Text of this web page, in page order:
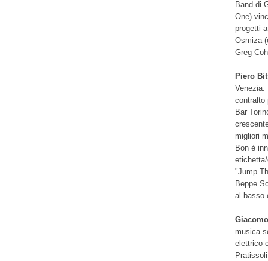
Band di
One)
progetti
Osmiza
Greg
Piero
Venezia.
contralto
Bar
migliori
Bon è
"Jump
Beppe
al basso
musica
elettrico